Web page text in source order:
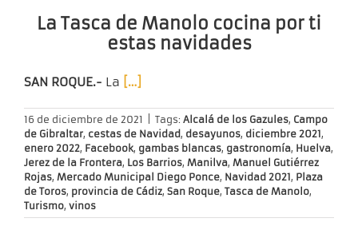
La Tasca de Manolo cocina por ti
estas navidades
SAN ROQUE.- La […]
16 de diciembre de 2021 Tags: Alcalá de los Gazules, Campo
de Gibraltar, cestas de Navidad, desayunos, diciembre 2021,
enero 2022, Facebook, gambas blancas, gastronomía, Huelva,
Jerez de la Frontera, Los Barrios, Manilva, Manuel Gutiérrez
Rojas, Mercado Municipal Diego Ponce, Navidad 2021, Plaza
de Toros, provincia de Cádiz, San Roque, Tasca de Manolo,
Turismo, vinos